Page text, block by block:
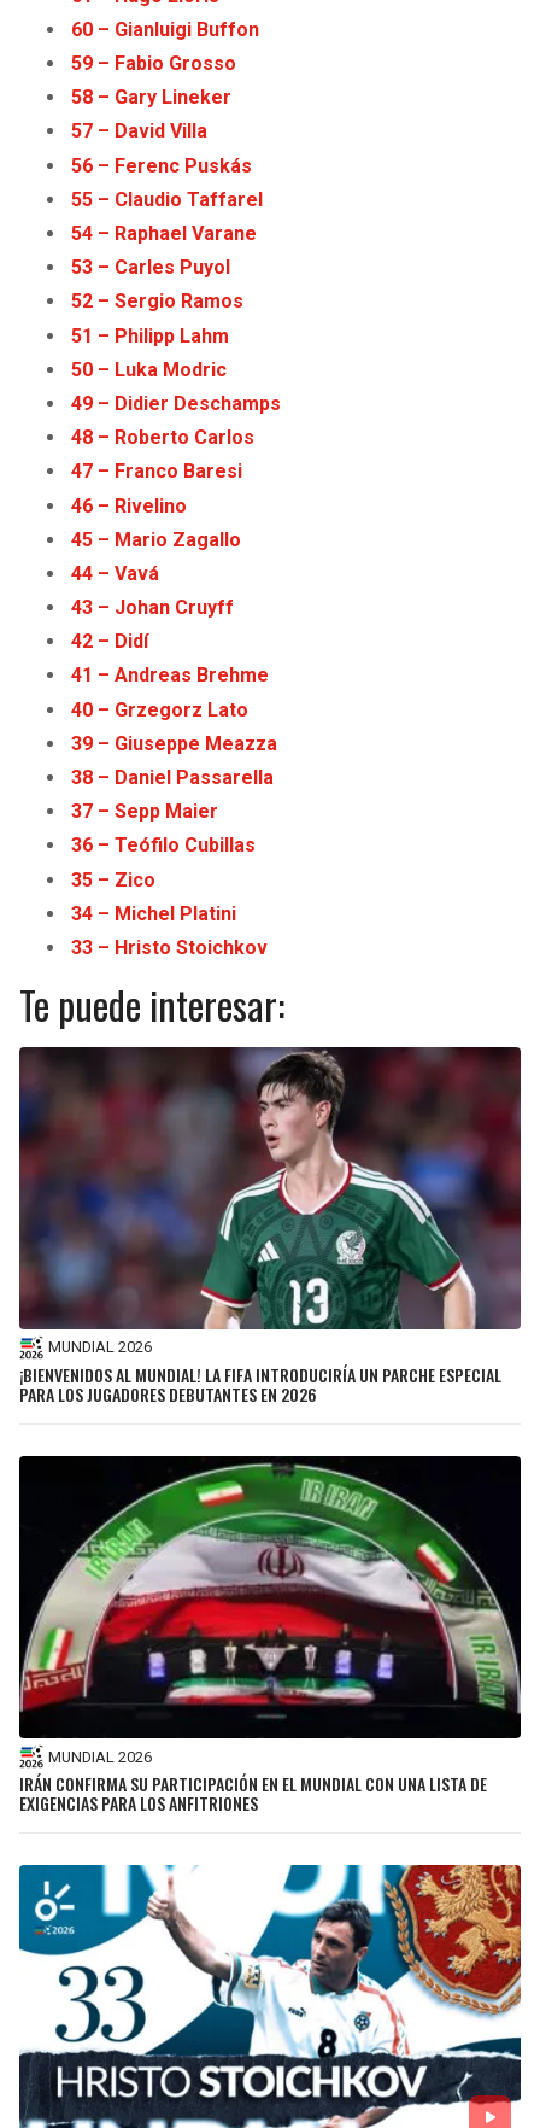
60 – Gianluigi Buffon
59 – Fabio Grosso
58 – Gary Lineker
57 – David Villa
56 – Ferenc Puskás
55 – Claudio Taffarel
54 – Raphael Varane
53 – Carles Puyol
52 – Sergio Ramos
51 – Philipp Lahm
50 – Luka Modric
49 – Didier Deschamps
48 – Roberto Carlos
47 – Franco Baresi
46 – Rivelino
45 – Mario Zagallo
44 – Vavá
43 – Johan Cruyff
42 – Didí
41 – Andreas Brehme
40 – Grzegorz Lato
39 – Giuseppe Meazza
38 – Daniel Passarella
37 – Sepp Maier
36 – Teófilo Cubillas
35 – Zico
34 – Michel Platini
33 – Hristo Stoichkov
Te puede interesar:
MUNDIAL 2026
¡BIENVENIDOS AL MUNDIAL! LA FIFA INTRODUCIRÍA UN PARCHE ESPECIAL
PARA LOS JUGADORES DEBUTANTES EN 2026
MUNDIAL 2026
IRÁN CONFIRMA SU PARTICIPACIÓN EN EL MUNDIAL CON UNA LISTA DE
EXIGENCIAS PARA LOS ANFITRIONES